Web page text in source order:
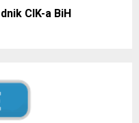
CIK-a BiH